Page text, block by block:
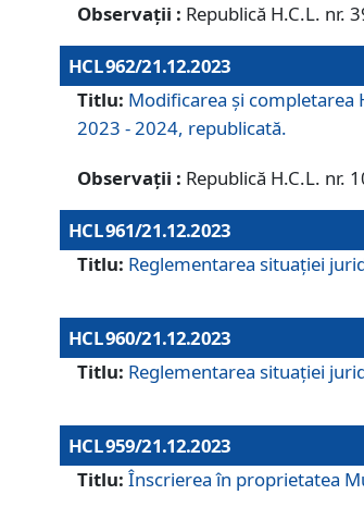
Observații : Republică H.C.L. nr.
HCL 962/21.12.2023
Titlu: Modificarea și
2023 - 2024, republicată.
Observații : Republică H.C.L. nr.
HCL 961/21.12.2023
Titlu: Reglementarea situației
HCL 960/21.12.2023
Titlu: Reglementarea situației
HCL 959/21.12.2023
Titlu: Înscrierea în proprietatea